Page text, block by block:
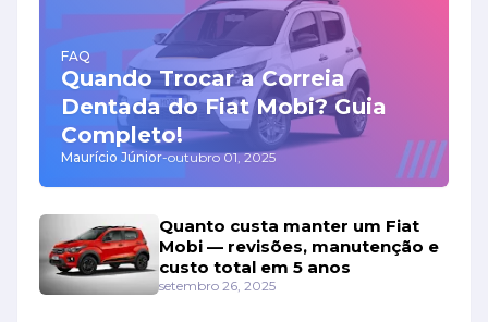
FAQ
Quando Trocar a Correia
Dentada do Fiat Mobi? Guia
Completo!
Maurício Júnior-outubro 01, 2025
Quanto custa manter um Fiat
Mobi — revisões, manutenção e
custo total em 5 anos
setembro 26, 2025